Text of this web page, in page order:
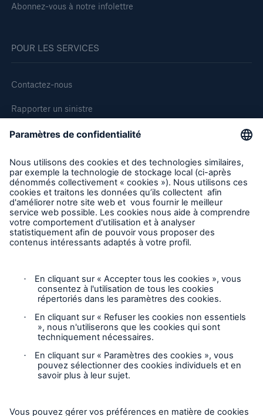
Abonnez-vous à notre infolettre
POUR LES SERVICES
Contactez-nous
Rapporter un sinistre
Demande de soumission d'assurance - Bris des équipments
Demander une inspection
Suivre HSB Canada
Vie privée
Mentions légales
Responsable des plaintes
Paramètres des cookies